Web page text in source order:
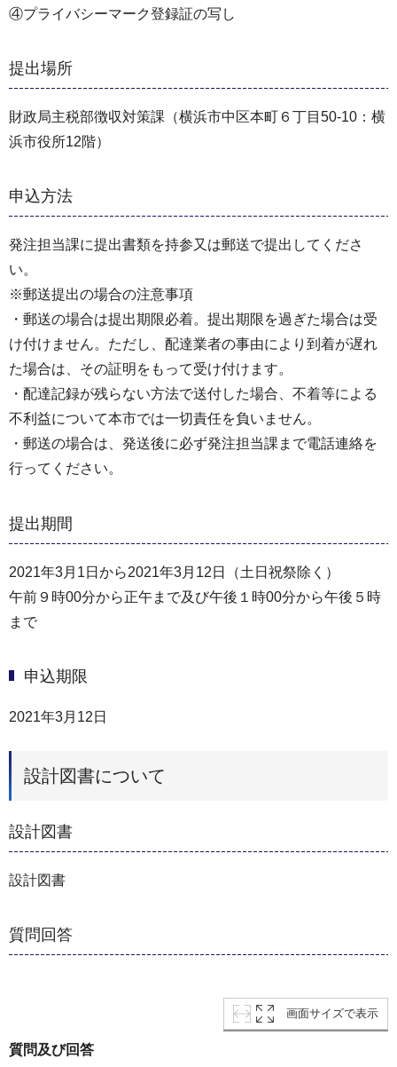
④プライバシーマーク登録証の写し
提出場所
財政局主税部徴収対策課（横浜市中区本町６丁目50-10：横
浜市役所12階）
申込方法
発注担当課に提出書類を持参又は郵送で提出してくださ
い。
※郵送提出の場合の注意事項
・郵送の場合は提出期限必着。提出期限を過ぎた場合は受
け付けません。ただし、配達業者の事由により到着が遅れ
た場合は、その証明をもって受け付けます。
・配達記録が残らない方法で送付した場合、不着等による
不利益について本市では一切責任を負いません。
・郵送の場合は、発送後に必ず発注担当課まで電話連絡を
行ってください。
提出期間
2021年3月1日から2021年3月12日（土日祝祭除く）
午前９時00分から正午まで及び午後１時00分から午後５時
まで
申込期限
2021年3月12日
設計図書について
設計図書
設計図書
質問回答
画面サイズで表示
質問及び回答